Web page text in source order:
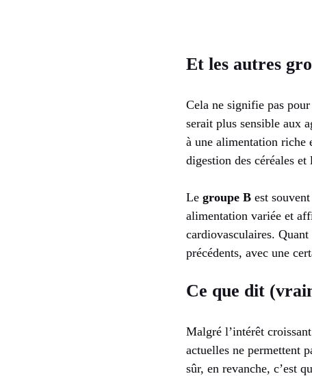
Et les autres
Cela ne signifie pas
serait plus sensible aux
à une alimentation riche
digestion des céréales et
Le groupe B est
alimentation variée et
cardiovasculaires. Quant
précédents, avec une
Ce que dit
Malgré l’intérêt
actuelles ne permettent
sûr, en revanche, c’est